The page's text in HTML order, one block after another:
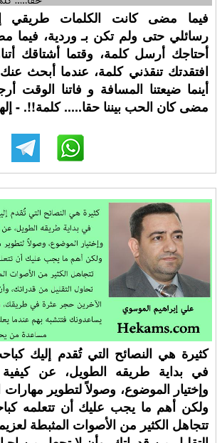
فيما مضى كانت الكلمات طريقي
رسائلي حتى ولم تكن بـ وردية، فيما
أحتاجك أرسل كلمة، وقتما أشتاقك
افتقدتك تنقذني كلمة، عندما أبحث
أينما ضيعتنا المسافة و فاتنا الوقت
مضى كان الحب بيننا حقا..... كلمة!!. -
كثيرة هي النصائح التي تُقدم إليك
في بداية طريقه الطويل، عن
وإختيار الموضوع، وصولاً لتطوير مهارات
ولكن أهم ما يجب عليك أن تتعلمه
تتجاهل الكثير من الأصوات المثبطة